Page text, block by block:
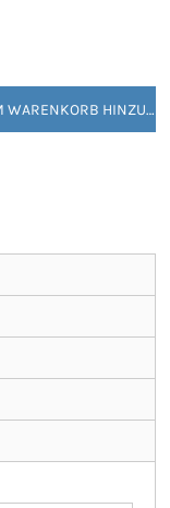
ZUM WARENKORB HINZUFÜGEN